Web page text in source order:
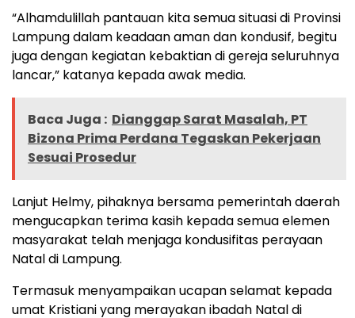
“Alhamdulillah pantauan kita semua situasi di Provinsi
Lampung dalam keadaan aman dan kondusif, begitu
juga dengan kegiatan kebaktian di gereja seluruhnya
lancar,” katanya kepada awak media.
Baca Juga : Dianggap Sarat Masalah, PT
Bizona Prima Perdana Tegaskan Pekerjaan
Sesuai Prosedur
Lanjut Helmy, pihaknya bersama pemerintah daerah
mengucapkan terima kasih kepada semua elemen
masyarakat telah menjaga kondusifitas perayaan
Natal di Lampung.
Termasuk menyampaikan ucapan selamat kepada
umat Kristiani yang merayakan ibadah Natal di